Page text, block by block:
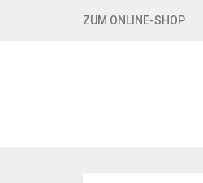
ZUM ONLINE-SHOP